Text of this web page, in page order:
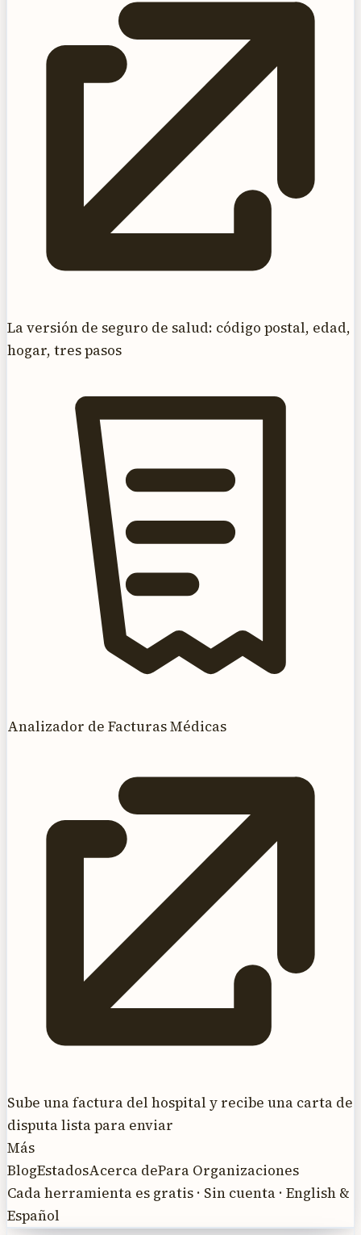
La versión de seguro de salud: código postal, edad,
hogar, tres pasos
Analizador de Facturas Médicas
Sube una factura del hospital y recibe una carta de
disputa lista para enviar
Más
BlogEstadosAcerca dePara Organizaciones
Cada herramienta es gratis · Sin cuenta · English &
Español